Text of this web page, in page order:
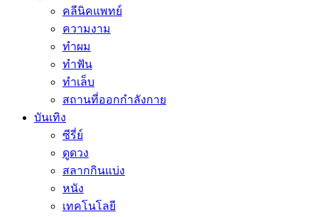
คลีนิคแพทย์
ความงาม
ทำผม
ทำฟัน
ทำเล็บ
สถานที่ออกกำลังกาย
บันเทิง
ซีรี่ย์
ดูดวง
สลากกินแบ่ง
หนัง
เทคโนโลยี